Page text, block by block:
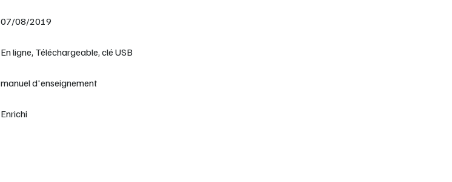
07/08/2019
En ligne, Téléchargeable, clé USB
manuel d'enseignement
Enrichi